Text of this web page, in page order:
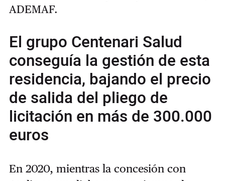
ADEMAF.
El grupo Centenari Salud
conseguía la gestión de esta
residencia, bajando el precio
de salida del pliego de
licitación en más de 300.000
euros
En 2020, mientras la concesión con